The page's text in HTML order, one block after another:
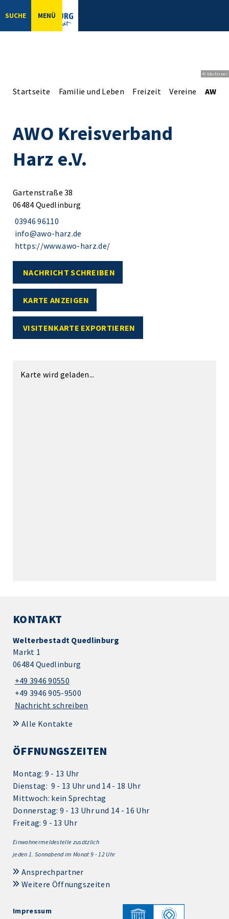
SUCHE MENÜ
© bbsferrari
Startseite Familie und Leben Freizeit Vereine AWO
AWO Kreisverband
Harz e.V.
Gartenstraße 38
06484 Quedlinburg
03946 96110
info@awo-harz.de
https://www.awo-harz.de/
NACHRICHT SCHREIBEN
KARTE ANZEIGEN
VISITENKARTE EXPORTIEREN
Karte wird geladen...
KONTAKT
Welterbestadt Quedlinburg
Markt 1
06484 Quedlinburg
+49 3946 90550
+49 3946 905-9500
Nachricht schreiben
Alle Kontakte
ÖFFNUNGSZEITEN
Montag: 9 - 13 Uhr
Dienstag: 9 - 13 Uhr und 14 - 18 Uhr
Mittwoch: kein Sprechtag
Donnerstag: 9 - 13 Uhr und 14 - 16 Uhr
Freitag: 9 - 13 Uhr
Einwohnermeldestelle zusätzlich
jeden 1. Sonnabend im Monat 9 - 12 Uhr
Ansprechpartner
Weitere Öffnungszeiten
Impressum